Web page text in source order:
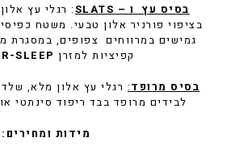
בסיס עץ ו – SLATS : רגלי עץ
בציפוי פורניר אלון טבעי. משטח
גמישים במרווחים צפופים, במסגרת
קפיציות למזרן SLEEP
בסיס מרופד: רגלי עץ אלון מלא,
לבידים מרופד בבד ריפוד סינתטי
מידות ומחירים: